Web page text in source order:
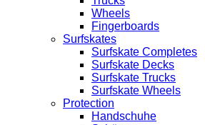
Wheels
Fingerboards
Surfskates
Surfskate Completes
Surfskate Decks
Surfskate Trucks
Surfskate Wheels
Protection
Handschuhe